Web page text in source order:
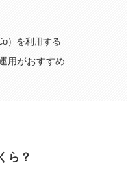
）を利用する
用がおすすめ
ら？